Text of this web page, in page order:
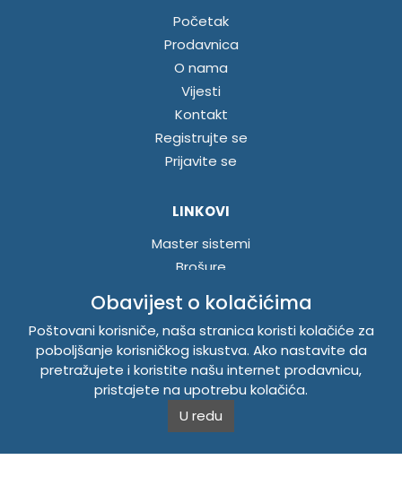
Početak
Prodavnica
O nama
Vijesti
Kontakt
Registrujte se
Prijavite se
LINKOVI
Master sistemi
Brošure
INFORMACIJE
Politika o kolačićima
Uslovi korištenja
Politika privatnosti
Obavijest o kolačićima
Poštovani korisniče, naša stranica koristi kolačiće za
poboljšanje korisničkog iskustva. Ako nastavite da
pretražujete i koristite našu internet prodavnicu,
pristajete na upotrebu kolačića.
U redu